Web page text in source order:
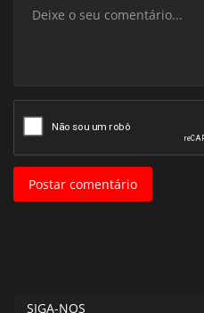
Postar comentário
SIGA-NOS